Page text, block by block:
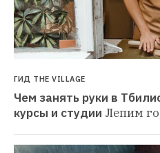
ГИД THE VILLAGE
Чем занять руки в
курсы и студии Лепим